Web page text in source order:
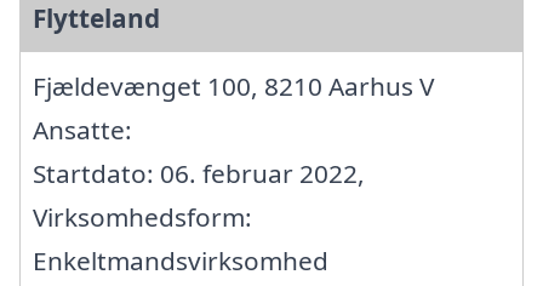
Flytteland
Fjældevænget 100, 8210 Aarhus V
Ansatte:
Startdato: 06. februar 2022,
Virksomhedsform:
Enkeltmandsvirksomhed